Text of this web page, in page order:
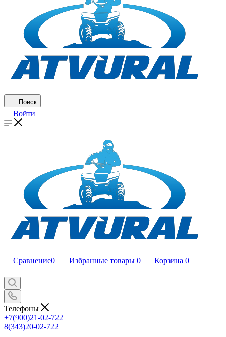
Поиск
Войти
Сравнение0 Избранные товары 0 Корзина 0
Телефоны
+7(900)21-02-722
8(343)20-02-722